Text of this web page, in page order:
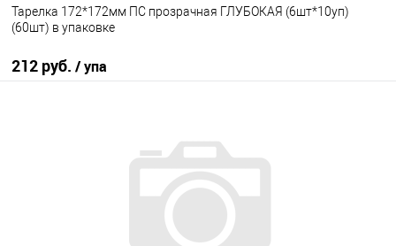
Тарелка 172*172мм ПС прозрачная ГЛУБОКАЯ (6шт*10уп)
(60шт) в упаковке
212 руб. / упа
В наличии